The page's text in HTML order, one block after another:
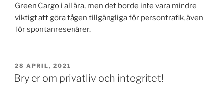
Green Cargo i all ära, men det borde inte vara mindre
viktigt att göra tågen tillgängliga för persontrafik, även
för spontanresenärer.
PUBLICERAT
28 APRIL, 2021
Bry er om privatliv och integritet!